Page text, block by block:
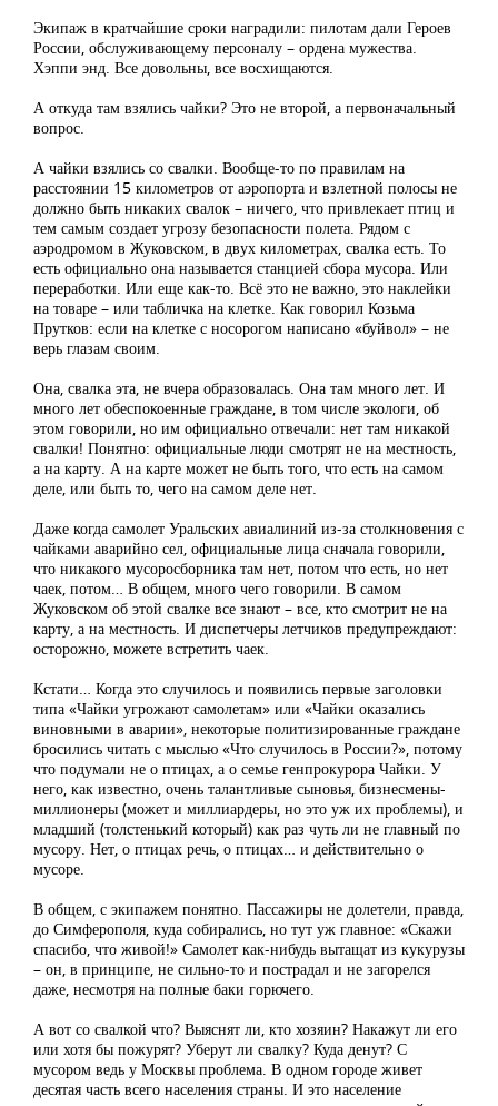
Экипаж в кратчайшие сроки наградили: пилотам дали Героев
России, обслуживающему персоналу – ордена мужества.
Хэппи энд. Все довольны, все восхищаются.
А откуда там взялись чайки? Это не второй, а первоначальный
вопрос.
А чайки взялись со свалки. Вообще-то по правилам на
расстоянии 15 километров от аэропорта и взлетной полосы не
должно быть никаких свалок – ничего, что привлекает птиц и
тем самым создает угрозу безопасности полета. Рядом с
аэродромом в Жуковском, в двух километрах, свалка есть. То
есть официально она называется станцией сбора мусора. Или
переработки. Или еще как-то. Всё это не важно, это наклейки
на товаре – или табличка на клетке. Как говорил Козьма
Прутков: если на клетке с носорогом написано «буйвол» – не
верь глазам своим.
Она, свалка эта, не вчера образовалась. Она там много лет. И
много лет обеспокоенные граждане, в том числе экологи, об
этом говорили, но им официально отвечали: нет там никакой
свалки! Понятно: официальные люди смотрят не на местность,
а на карту. А на карте может не быть того, что есть на самом
деле, или быть то, чего на самом деле нет.
Даже когда самолет Уральских авиалиний из-за столкновения с
чайками аварийно сел, официальные лица сначала говорили,
что никакого мусоросборника там нет, потом что есть, но нет
чаек, потом… В общем, много чего говорили. В самом
Жуковском об этой свалке все знают – все, кто смотрит не на
карту, а на местность. И диспетчеры летчиков предупреждают:
осторожно, можете встретить чаек.
Кстати… Когда это случилось и появились первые заголовки
типа «Чайки угрожают самолетам» или «Чайки оказались
виновными в аварии», некоторые политизированные граждане
бросились читать с мыслью «Что случилось в России?», потому
что подумали не о птицах, а о семье генпрокурора Чайки. У
него, как известно, очень талантливые сыновья, бизнесмены-
миллионеры (может и миллиардеры, но это уж их проблемы), и
младший (толстенький который) как раз чуть ли не главный по
мусору. Нет, о птицах речь, о птицах… и действительно о
мусоре.
В общем, с экипажем понятно. Пассажиры не долетели, правда,
до Симферополя, куда собирались, но тут уж главное: «Скажи
спасибо, что живой!» Самолет как-нибудь вытащат из кукурузы
– он, в принципе, не сильно-то и пострадал и не загорелся
даже, несмотря на полные баки горючего.
А вот со свалкой что? Выяснят ли, кто хозяин? Накажут ли его
или хотя бы пожурят? Уберут ли свалку? Куда денут? С
мусором ведь у Москвы проблема. В одном городе живет
десятая часть всего населения страны. И это население